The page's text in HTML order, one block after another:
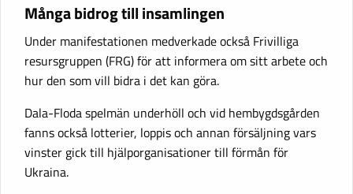
Många bidrog till insamlingen
Under manifestationen medverkade också Frivilliga
resursgruppen (FRG) för att informera om sitt arbete och
hur den som vill bidra i det kan göra.
Dala-Floda spelmän underhöll och vid hembygdsgården
fanns också lotterier, loppis och annan försäljning vars
vinster gick till hjälporganisationer till förmån för
Ukraina.